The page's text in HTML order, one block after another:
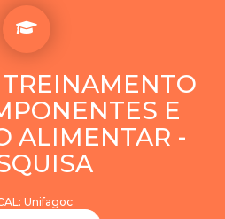
E
ALIMENTAR -
Unifagoc